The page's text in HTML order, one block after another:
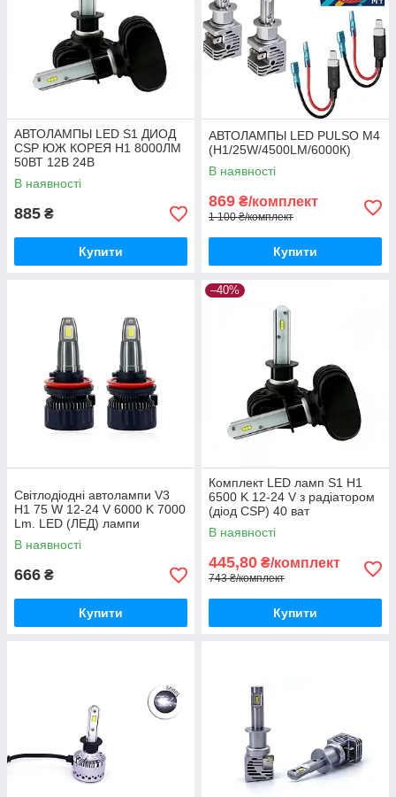
АВТОЛАМПЫ LED S1 ДИОД
CSP ЮЖ КОРЕЯ H1 8000ЛМ
50ВТ 12В 24В
В наявності
885 ₴
Купити
АВТОЛАМПЫ LED PULSO M4
(H1/25W/4500LM/6000К)
В наявності
869 ₴/комплект
1 100 ₴/комплект
Купити
Світлодіодні автолампи V3
H1 75 W 12-24 V 6000 K 7000
Lm. LED (ЛЕД) лампи
В наявності
666 ₴
Купити
–40%
Комплект LED ламп S1 H1
6500 K 12-24 V з радіатором
(діод CSP) 40 ват
В наявності
445,80 ₴/комплект
743 ₴/комплект
Купити